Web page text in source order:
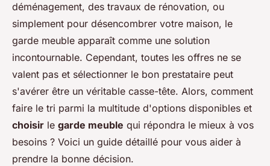
déménagement, des travaux de rénovation, ou
simplement pour désencombrer votre maison, le
garde meuble apparaît comme une solution
incontournable. Cependant, toutes les offres ne se
valent pas et sélectionner le bon prestataire peut
s'avérer être un véritable casse-tête. Alors, comment
faire le tri parmi la multitude d'options disponibles et
choisir le garde meuble qui répondra le mieux à vos
besoins ? Voici un guide détaillé pour vous aider à
prendre la bonne décision.